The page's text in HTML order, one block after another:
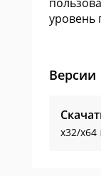
уровень
Версии
x32/x64